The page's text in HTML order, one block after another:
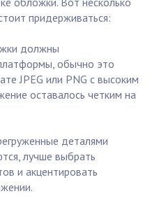
придерживаться:
должны
обычно это
JPEG или PNG с высоким
оставалось четким на
деталями
лучше выбрать
и акцентировать